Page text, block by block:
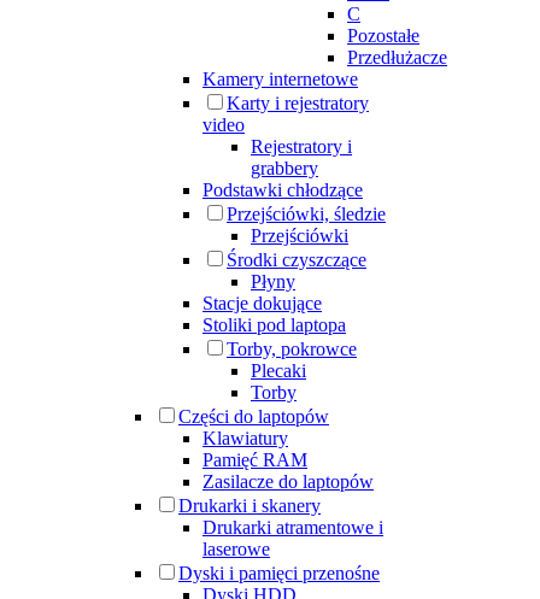
C
Pozostałe
Przedłużacze
Kamery internetowe
Karty i rejestratory
video
Rejestratory i
grabbery
Podstawki chłodzące
Przejściówki, śledzie
Przejściówki
Środki czyszczące
Płyny
Stacje dokujące
Stoliki pod laptopa
Torby, pokrowce
Plecaki
Torby
Części do laptopów
Klawiatury
Pamięć RAM
Zasilacze do laptopów
Drukarki i skanery
Drukarki atramentowe i
laserowe
Dyski i pamięci przenośne
Dyski HDD